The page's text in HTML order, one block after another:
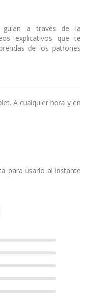
guían a través de la
explicativos que te
de los patrones
A cualquier hora y en
para usarlo al instante